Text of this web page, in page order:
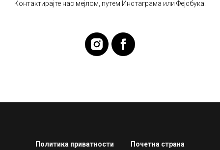
Контактирајте нас мејлом, путем Инстаграма или Фејсбука.
Политика приватности Почетна страна